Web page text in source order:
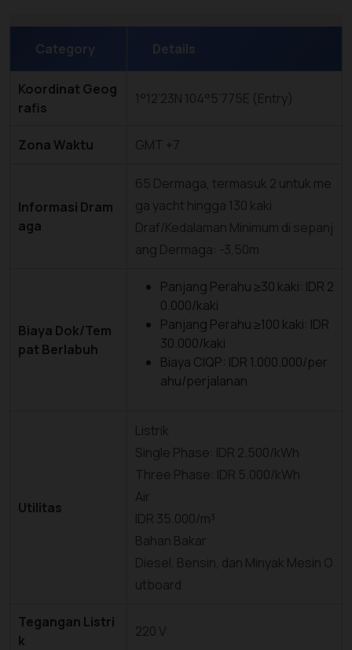
Category Details
Koordinat Geog
rafis
1°12’23N 104°5’775E (Entry)
Zona Waktu GMT +7
Informasi Dram
aga
65 Dermaga, termasuk 2 untuk me
ga yacht hingga 130 kaki
Draf/Kedalaman Minimum di sepanj
ang Dermaga: -3,50m
Biaya Dok/Tem
pat Berlabuh
Panjang Perahu ≥30 kaki: IDR 2
0.000/kaki
Panjang Perahu ≥100 kaki: IDR
30.000/kaki
Biaya CIQP: IDR 1.000.000/per
ahu/perjalanan
Utilitas
Listrik
Single Phase: IDR 2.500/kWh
Three Phase: IDR 5.000/kWh
Air
IDR 35.000/m³
Bahan Bakar
Diesel, Bensin, dan Minyak Mesin O
utboard
Tegangan Listri
k
220 V